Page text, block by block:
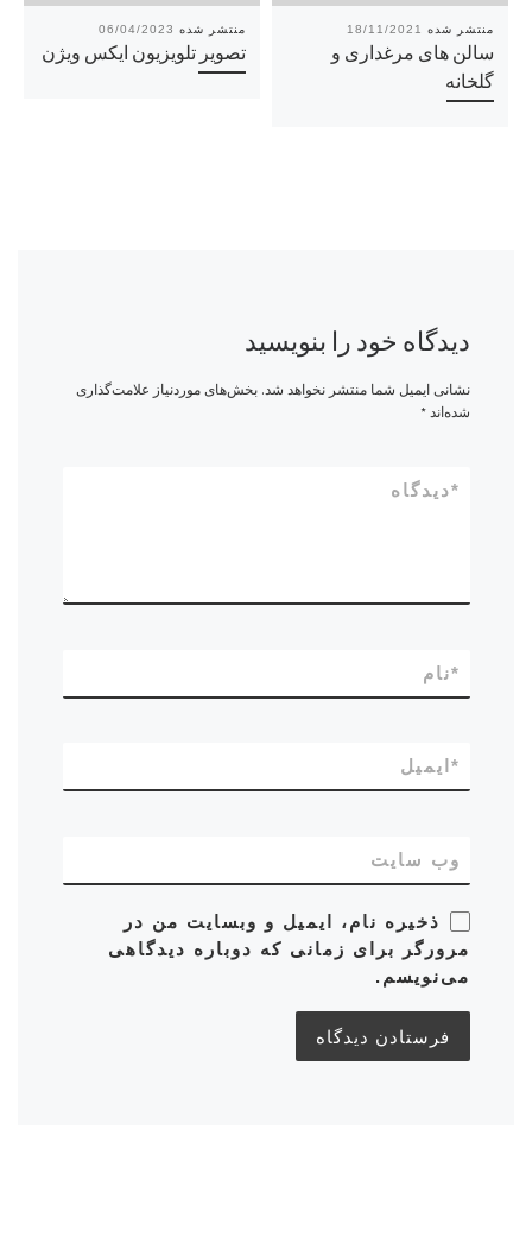
06/04/2023
تصویر تلویزیون ایکس ویژن
18/11/2021
سالن های مرغداری و
گلخانه
دیدگاه خود را بنویسید
نشانی ایمیل شما منتشر نخواهد شد. بخش‌های موردنیاز علامت‌گذاری
شده‌اند*
دیدگاه*
نام*
ایمیل *
وب‌ سایت
ذخیره نام، ایمیل و وبسایت من در
مرورگر برای زمانی که دوباره دیدگاهی
می‌نویسم.